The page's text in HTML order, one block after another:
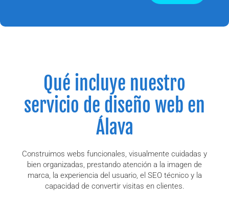
Qué incluye nuestro
servicio de diseño web en
Álava
Construimos webs funcionales, visualmente cuidadas y
bien organizadas, prestando atención a la imagen de
marca, la experiencia del usuario, el SEO técnico y la
capacidad de convertir visitas en clientes.